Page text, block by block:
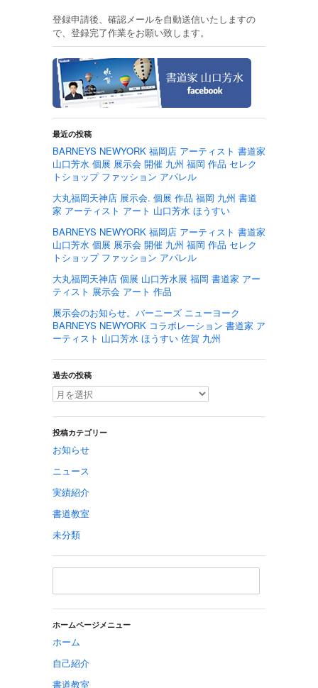
登録申請後、確認メールを自動送信いたしますの
で、登録完了作業をお願い致します。
最近の投稿
BARNEYS NEWYORK 福岡店 アーティスト 書道家
山口芳水 個展 展示会 開催 九州 福岡 作品 セレク
トショップ ファッション アパレル
大丸福岡天神店 展示会. 個展 作品 福岡 九州 書道
家 アーティスト アート 山口芳水 ほうすい
BARNEYS NEWYORK 福岡店 アーティスト 書道家
山口芳水 個展 展示会 開催 九州 福岡 作品 セレク
トショップ ファッション アパレル
大丸福岡天神店 個展 山口芳水展 福岡 書道家 アー
ティスト 展示会 アート 作品
展示会のお知らせ。バーニーズ ニューヨーク
BARNEYS NEWYORK コラボレーション 書道家 ア
ーティスト 山口芳水 ほうすい 佐賀 九州
過去の投稿
投稿カテゴリー
お知らせ
ニュース
実績紹介
書道教室
未分類
ホームページメニュー
ホーム
自己紹介
書道教室